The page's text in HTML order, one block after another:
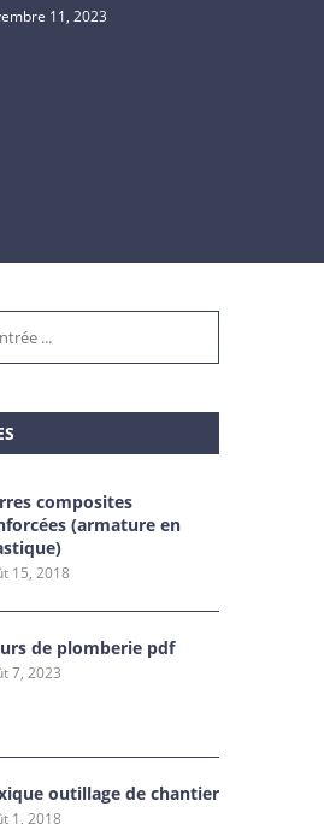
11, 2023
composites
(armature en
15, 2018
de plomberie pdf
7, 2023
outillage de chantier
1, 2018